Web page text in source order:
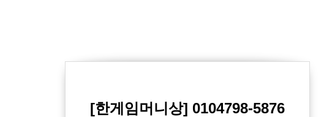
[한게임머니상] 0104798-5876